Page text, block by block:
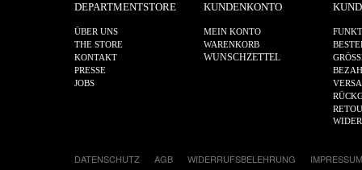
DEPARTMENTSTORE
ÜBER UNS
THE STORE
KONTAKT
PRESSE
JOBS
KUNDENKONTO
MEIN KONTO
WARENKORB
WUNSCHZETTEL
DATENSCHUTZ AGB WIDERRUFSBELEHRUNG
IMPRESSUM